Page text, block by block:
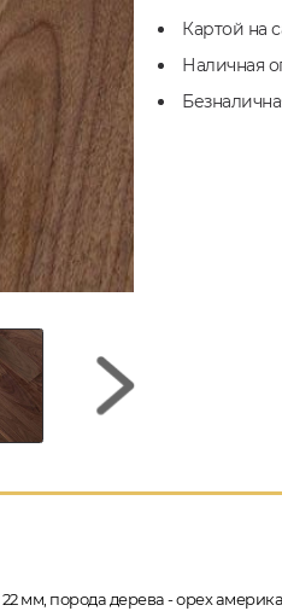
Картой на
Наличная
мм, порода дерева - орех